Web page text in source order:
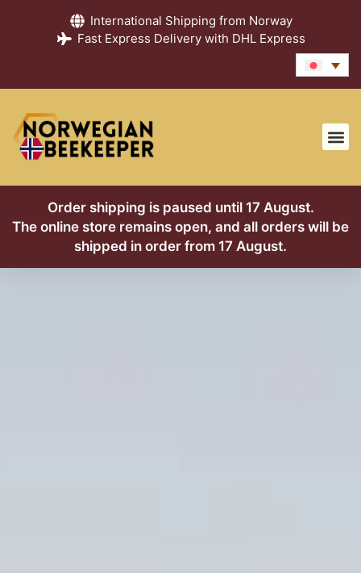
International Shipping from Norway
Fast Express Delivery with DHL Express
Order shipping is paused until 17 August.
The online store remains open, and all orders will be
shipped in order from 17 August.